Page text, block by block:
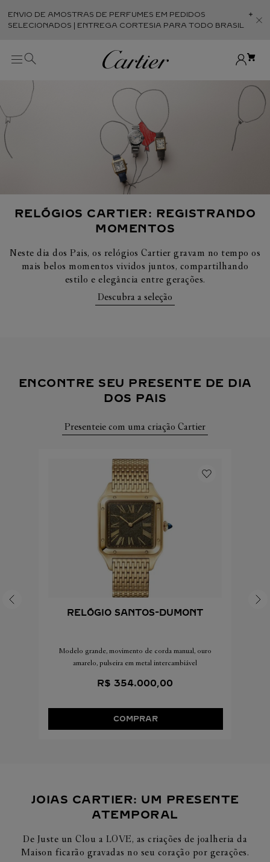
ENVIO DE AMOSTRAS DE PERFUMES EM PEDIDOS
SELECIONADOS | ENTREGA CORTESIA PARA TODO BRASIL
RELÓGIOS CARTIER: REGISTRANDO
MOMENTOS
Neste dia dos Pais, os relógios Cartier gravam no tempo os
mais belos momentos vividos juntos, compartilhando
estilo e elegância entre gerações.
Descubra a seleção
ENCONTRE SEU PRESENTE DE DIA
DOS PAIS
Presenteie com uma criação Cartier
RELÓGIO SANTOS-DUMONT
Modelo grande, movimento de corda manual, ouro
amarelo, pulseira em metal intercambiável
R$ 354.000,00
COMPRAR
JOIAS CARTIER: UM PRESENTE
ATEMPORAL
De Juste un Clou a LOVE, as criações de joalheria da
Maison ficarão gravadas no seu coração por gerações.